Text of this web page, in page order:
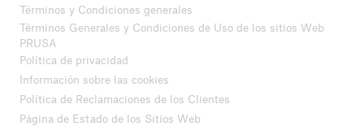
Términos y Condiciones generales
Términos Generales y Condiciones de Uso de los sitios Web
PRUSA
Política de privacidad
Información sobre las cookies
Política de Reclamaciones de los Clientes
Página de Estado de los Sitios Web